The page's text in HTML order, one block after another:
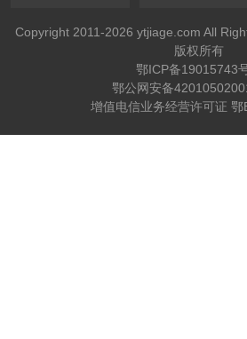
Copyright 2011-2026 ytjiage.com All
版权所有
鄂ICP备19015743
鄂公网安备
增值电信业务经营许可证 鄂